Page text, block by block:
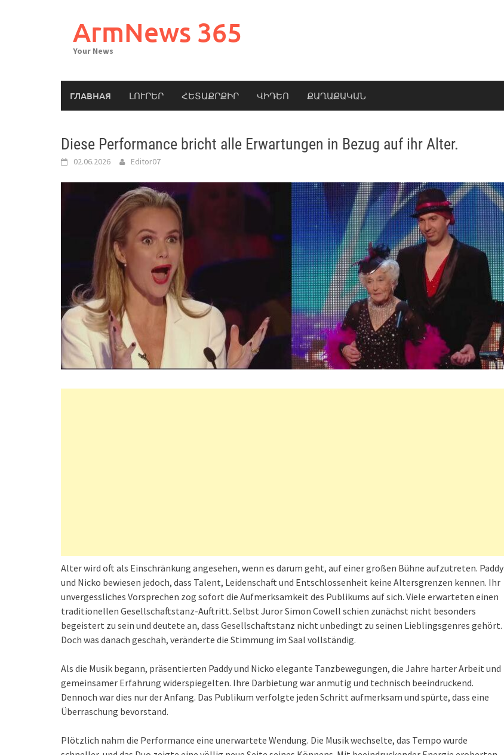
ArmNews 365
Your News
ГЛАВНАЯ ԼՈՒՐԵՐ ՀԵՏԱՔՐՔԻՐ ՎԻԴԵՈ ՔԱՂԱՔԱԿԱՆ
Diese Performance bricht alle Erwartungen in Bezug auf ihr Alter.
02.06.2026 Editor07
Alter wird oft als Einschränkung angesehen, wenn es darum geht, auf einer großen Bühne aufzutreten. Paddy
und Nicko bewiesen jedoch, dass Talent, Leidenschaft und Entschlossenheit keine Altersgrenzen kennen. Ihr
unvergessliches Vorsprechen zog sofort die Aufmerksamkeit des Publikums auf sich. Viele erwarteten einen
traditionellen Gesellschaftstanz-Auftritt. Selbst Juror Simon Cowell schien zunächst nicht besonders
begeistert zu sein und deutete an, dass Gesellschaftstanz nicht unbedingt zu seinen Lieblingsgenres gehört.
Doch was danach geschah, veränderte die Stimmung im Saal vollständig.
Als die Musik begann, präsentierten Paddy und Nicko elegante Tanzbewegungen, die Jahre harter Arbeit und
gemeinsamer Erfahrung widerspiegelten. Ihre Darbietung war anmutig und technisch beeindruckend.
Dennoch war dies nur der Anfang. Das Publikum verfolgte jeden Schritt aufmerksam und spürte, dass eine
Überraschung bevorstand.
Plötzlich nahm die Performance eine unerwartete Wendung. Die Musik wechselte, das Tempo wurde